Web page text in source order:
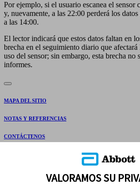
Por ejemplo, si el usuario escanea el sensor
y, nuevamente, a las 22:00 perderá los
a las 14:00.
El lector indicará que estos datos faltan en
brecha en el seguimiento diario que afectará
uso del sensor; sin embargo, esta brecha no
informes.
MAPA DEL SITIO
NOTAS Y REFERENCIAS
CONTÁCTENOS
VALORAMOS SU